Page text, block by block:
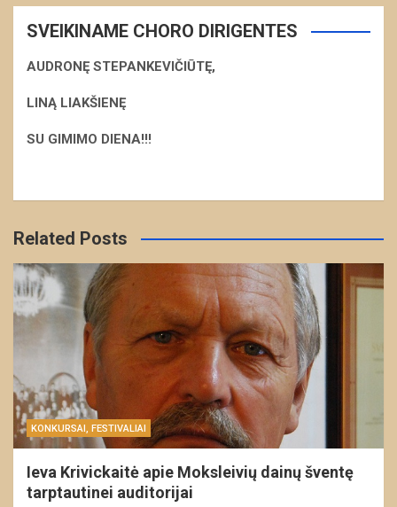
SVEIKINAME CHORO DIRIGENTES
AUDRONĘ STEPANKEVIČIŪTĘ,
LINĄ LIAKŠIENĘ
SU GIMIMO DIENA!!!
Related Posts
KONKURSAI, FESTIVALIAI
Ieva Krivickaitė apie Moksleivių dainų šventę
tarptautinei auditorijai